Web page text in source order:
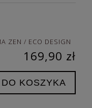
ZEN / ECO DESIGN
169,90 zł
DO KOSZYKA